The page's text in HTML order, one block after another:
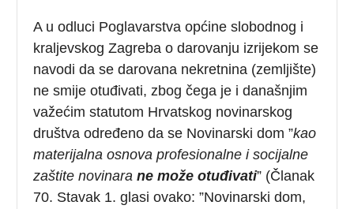
A u odluci Poglavarstva općine slobodnog i
kraljevskog Zagreba o darovanju izrijekom se
navodi da se darovana nekretnina (zemljište)
ne smije otuđivati, zbog čega je i današnjim
važećim statutom Hrvatskog novinarskog
društva određeno da se Novinarski dom ”kao
materijalna osnova profesionalne i socijalne
zaštite novinarane može otuđivati” (Članak
70. Stavak 1. glasi ovako: ”Novinarski dom,